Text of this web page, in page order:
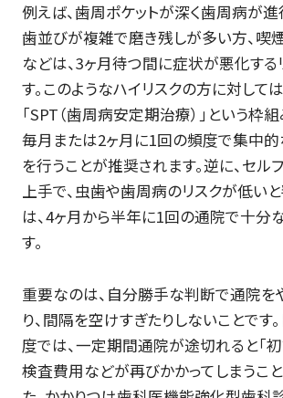
例えば、歯周ポケットが深く歯周病が進
歯並びが複雑で磨き残しが多い方、喫
などは、3ヶ月待つ間に症状が悪化する
す。このようなハイリスクの方に対して
「SPT（歯周病安定期治療）」という枠
毎月または2ヶ月に1回の頻度で集中的
を行うことが推奨されます。逆に、セル
上手で、虫歯や歯周病のリスクが低い
は、4ヶ月から半年に1回の通院で十分
す。
重要なのは、自分勝手な判断で通院を
り、間隔を空けすぎたりしないことです
度では、一定期間通院が途切れると「初
検査費用などが再びかかってしまうこと